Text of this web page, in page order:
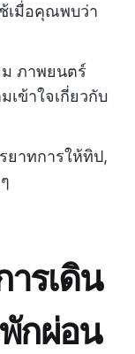
เมื่อคุณพบว่า
ม ภาพยนตร์
เข้าใจเกี่ยวกับ
ยาทการให้ทิป,
รเดิน
กผ่อน